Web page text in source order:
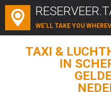
WE'LL TAKE YOU
TAXI &
IN